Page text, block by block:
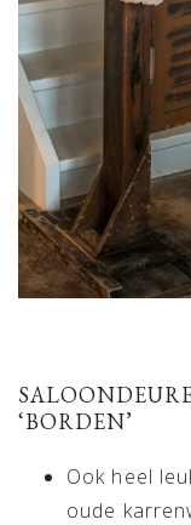
‘BORDEN’
Ook heel
oude